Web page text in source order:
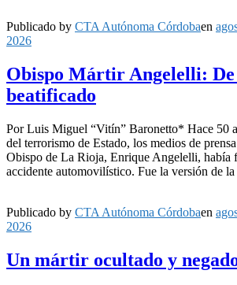
Publicado by CTA Autónoma Córdobaen
2026
Obispo Mártir Angelelli:
beatificado
Por Luis Miguel “Vitín” Baronetto* Hace 50
del terrorismo de Estado, los medios de
Obispo de La Rioja, Enrique Angelelli, había
accidente automovilístico. Fue la versión de
Publicado by CTA Autónoma Córdobaen
2026
Un mártir ocultado y